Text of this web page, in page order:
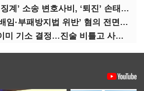
우리은행 ‘라임 징계’ 소송 변호사비, ‘퇴진’ 손태승 회장 개인이 납부하나
(영상)이재명, ‘배임·부패방지법 위반’ 혐의 전면 반박(종합)
이재명 “검찰, 이미 기소 결정…진술 비틀고 사건 조작에 악용”